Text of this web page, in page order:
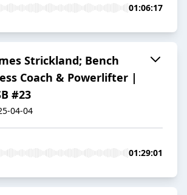
01:06:17
Strickland; Bench
Coach & Powerlifter |
#23
04-04
01:29:01